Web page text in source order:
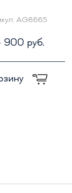
AG8665
руб.